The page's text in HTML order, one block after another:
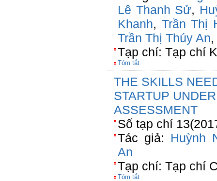
Lê Thanh Sử,
Khanh, Trần Thị
Trần Thị Thúy An,
Tạp chí: Tạp chí
Tóm tắt
THE SKILLS
STARTUP
ASSESSMENT
Số tạp chí
Tác giả: Huỳnh
An
Tạp chí: Tạp chí
Tóm tắt